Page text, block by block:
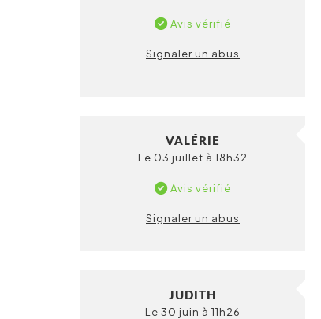
Avis vérifié
Signaler un abus
VALÉRIE
Le 03 juillet à 18h32
Avis vérifié
Signaler un abus
JUDITH
Le 30 juin à 11h26